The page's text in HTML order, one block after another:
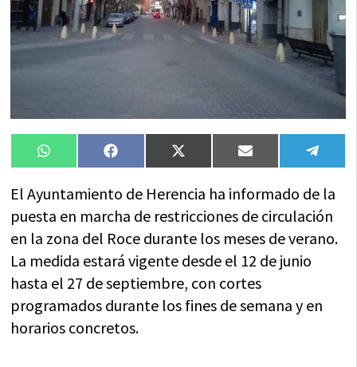
Compartir
en
WhatsAppCompartir
en
FacebookCompartir
en
X
(Twitter)
Compartir
en
Email
en
El Ayuntamiento de Herencia ha informado de la
puesta en marcha de restricciones de circulación
en la zona del Roce durante los meses de verano.
La medida estará vigente desde el 12 de junio
hasta el 27 de septiembre, con cortes
programados durante los fines de semana y en
horarios concretos.